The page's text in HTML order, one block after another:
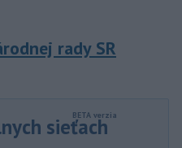
rady SR
sieťach